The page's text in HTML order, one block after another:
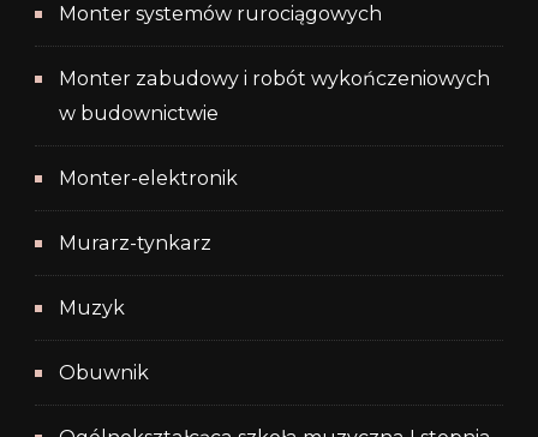
Monter systemów rurociągowych
Monter zabudowy i robót wykończeniowych
w budownictwie
Monter-elektronik
Murarz-tynkarz
Muzyk
Obuwnik